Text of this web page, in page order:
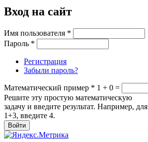
Вход на сайт
Имя пользователя *
Пароль *
Регистрация
Забыли пароль?
Математический пример * 1 + 0 =
Решите эту простую математическую
задачу и введите результат. Например, для
1+3, введите 4.